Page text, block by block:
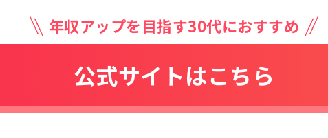
年収アップを目指す30代におすすめ
公式サイトはこちら